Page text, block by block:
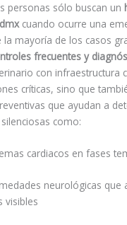
personas sólo buscan un
cuando ocurre una
la mayoría de los casos
frecuentes y
con infraestructura
críticas, sino que
que ayudan a
como:
cardiacos en fases
neurológicas que
visibles